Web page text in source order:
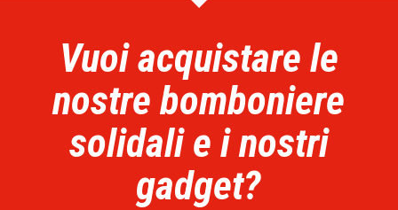
Vuoi acquistare le
nostre bomboniere
solidali e i nostri
gadget?